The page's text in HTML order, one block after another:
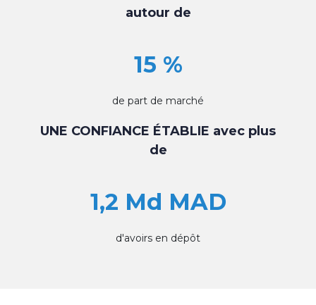
autour de
15 %
de part de marché
UNE CONFIANCE ÉTABLIE avec plus
de
1,2 Md MAD
d'avoirs en dépôt